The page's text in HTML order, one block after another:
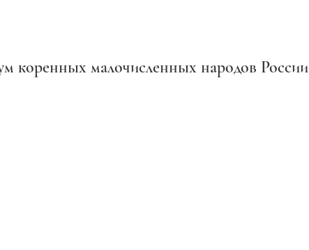
коренных малочисленных народов России